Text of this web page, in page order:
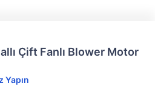
Çift Fanlı Blower Motor
Yapın